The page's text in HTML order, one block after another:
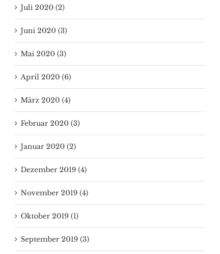
Juli 2020 (2)
Juni 2020 (3)
Mai 2020 (3)
April 2020 (6)
März 2020 (4)
Februar 2020 (3)
Januar 2020 (2)
Dezember 2019 (4)
November 2019 (4)
Oktober 2019 (1)
September 2019 (3)